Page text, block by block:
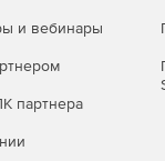
в локальной
и вебинары
партнера